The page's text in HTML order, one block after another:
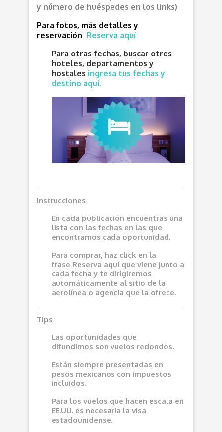
y número de huéspedes en los links)
Para fotos, más detalles y
reservación Reserva aquí
Para otras fechas, buscar otros
hoteles, departamentos y
hostales ingresa tus fechas y
destino aquí.
Instrucciones
En cada publicación encuentras una
lista con las fechas en las que
encontramos cada oportunidad.
Para comprar, haz click en la
frase Reserva aquí que viene junto a
cada fecha y te dirigiremos
automáticamente al sitio de la
aerolínea o agencia que la ofrece.
Tips
Las oportunidades que
difundimos son vuelos redondos.
Están siempre presentadas en
pesos mexicanos con impuestos
incluidos.
Para los vuelos que hacen escala en
EE.UU. es necesaria la visa
estadounidense.